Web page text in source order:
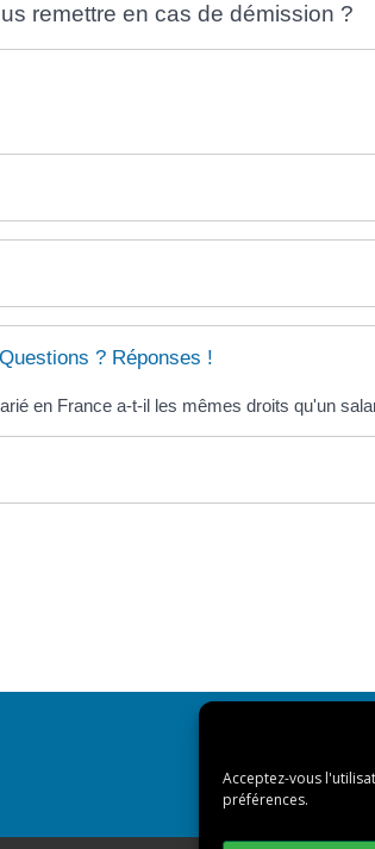
Acceptez-vous
préférences.
remettre en cas de démission ?
Questions ? Réponses !
en France a-t-il les mêmes droits qu'un